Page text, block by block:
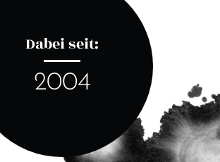
Dabei seit:
2004